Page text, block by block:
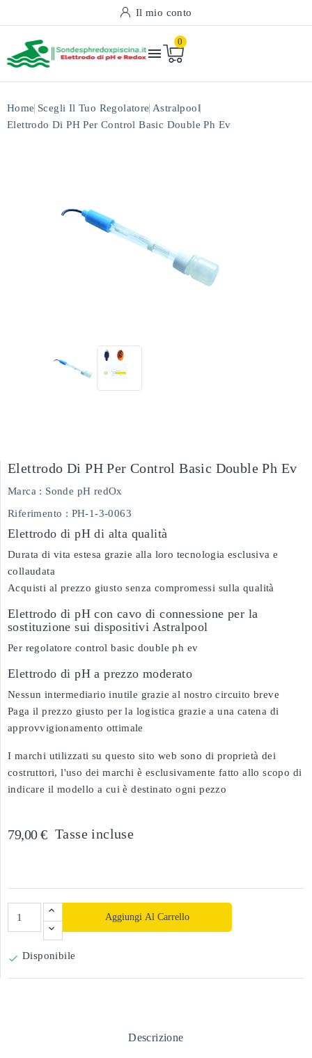
Il mio conto

0
Home Scegli Il Tuo Regolatore Astralpool
Elettrodo Di PH Per Control Basic Double Ph Ev
Elettrodo Di PH Per Control Basic Double Ph Ev
Marca : Sonde pH redOx
Riferimento : PH-1-3-0063
Elettrodo di pH di alta qualità
Durata di vita estesa grazie alla loro tecnologia esclusiva e
collaudata
Acquisti al prezzo giusto senza compromessi sulla qualità
Elettrodo di pH con cavo di connessione per la
sostituzione sui dispositivi Astralpool
Per regolatore control basic double ph ev
Elettrodo di pH a prezzo moderato
Nessun intermediario inutile grazie al nostro circuito breve
Paga il prezzo giusto per la logistica grazie a una catena di
approvvigionamento ottimale
I marchi utilizzati su questo sito web sono di proprietà dei
costruttori, l'uso dei marchi è esclusivamente fatto allo scopo di
indicare il modello a cui è destinato ogni pezzo
79,00 € Tasse incluse
Aggiungi Al Carrello
 Disponibile
Descrizione